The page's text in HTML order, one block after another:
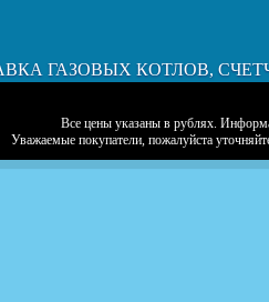
ГАЗОВЫХ КОТЛОВ,
Все цены указаны в рублях.
Уважаемые покупатели, пожалуйста